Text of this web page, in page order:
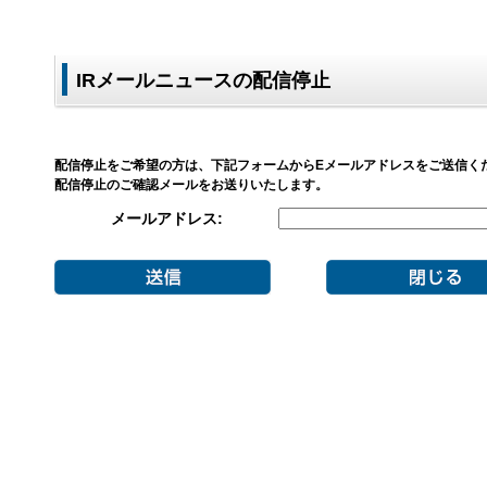
IRメールニュースの配信停止
配信停止をご希望の方は、下記フォームからEメールアドレスをご送信く
配信停止のご確認メールをお送りいたします。
メールアドレス: